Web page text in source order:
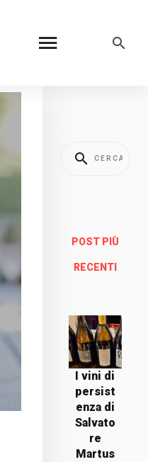
POST PIÙ
RECENTI
I vini di
persist
enza di
Salvato
re
Martus